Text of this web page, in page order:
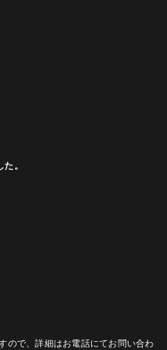
。
ので、詳細はお電話にてお問い合わ